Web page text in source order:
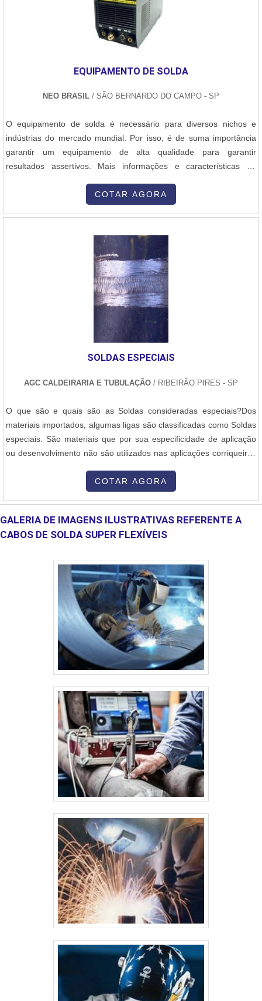
EQUIPAMENTO DE SOLDA
NEO BRASIL / SÃO BERNARDO DO CAMPO - SP
O equipamento de solda é necessário para diversos nichos e
indústrias do mercado mundial. Por isso, é de suma importância
garantir um equipamento de alta qualidade para garantir
resultados assertivos. Mais informações e características do
tais equipamentos podem ser encontrados em tamanhos e
COTAR AGORA
SOLDAS ESPECIAIS
AGC CALDEIRARIA E TUBULAÇÃO / RIBEIRÃO PIRES - SP
O que são e quais são as Soldas consideradas especiais?Dos
materiais importados, algumas ligas são classificadas como Soldas
especiais. São materiais que por sua especificidade de aplicação
ou desenvolvimento não são utilizados nas aplicações corriqueiras
condições extremas de trabalho. Veja abaixo alguns exemplos:-
COTAR AGORA
GALERIA DE IMAGENS ILUSTRATIVAS REFERENTE A
CABOS DE SOLDA SUPER FLEXÍVEIS